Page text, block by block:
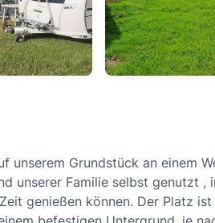
unserem Grundstück an einem
unserer Familie selbst genutzt ,
genießen können. Der Platz